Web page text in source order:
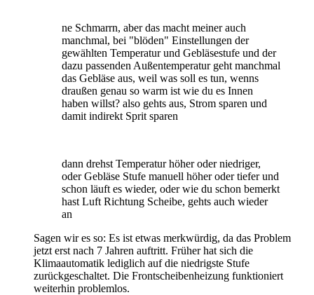
ne Schmarrn, aber das macht meiner auch
manchmal, bei "blöden" Einstellungen der
gewählten Temperatur und Gebläsestufe und der
dazu passenden Außentemperatur geht manchmal
das Gebläse aus, weil was soll es tun, wenns
draußen genau so warm ist wie du es Innen
haben willst? also gehts aus, Strom sparen und
damit indirekt Sprit sparen
dann drehst Temperatur höher oder niedriger,
oder Gebläse Stufe manuell höher oder tiefer und
schon läuft es wieder, oder wie du schon bemerkt
hast Luft Richtung Scheibe, gehts auch wieder
an
Sagen wir es so: Es ist etwas merkwürdig, da das Problem
jetzt erst nach 7 Jahren auftritt. Früher hat sich die
Klimaautomatik lediglich auf die niedrigste Stufe
zurückgeschaltet. Die Frontscheibenheizung funktioniert
weiterhin problemlos.